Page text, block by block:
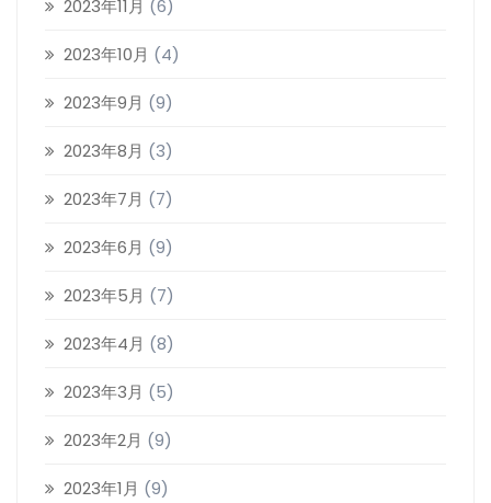
2023年11月 (6)
2023年10月 (4)
2023年9月 (9)
2023年8月 (3)
2023年7月 (7)
2023年6月 (9)
2023年5月 (7)
2023年4月 (8)
2023年3月 (5)
2023年2月 (9)
2023年1月 (9)